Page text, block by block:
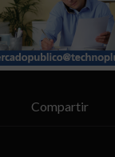
Compartir